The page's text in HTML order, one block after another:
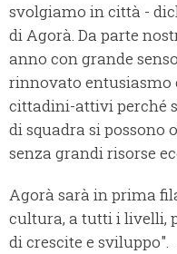
svolgiamo in città -
di Agorà. Da parte
anno con grande
rinnovato entusiasmo
cittadini-attivi perché
di squadra si possono
senza grandi risorse
Agorà sarà in prima
cultura, a tutti i livelli,
di crescite e sviluppo".